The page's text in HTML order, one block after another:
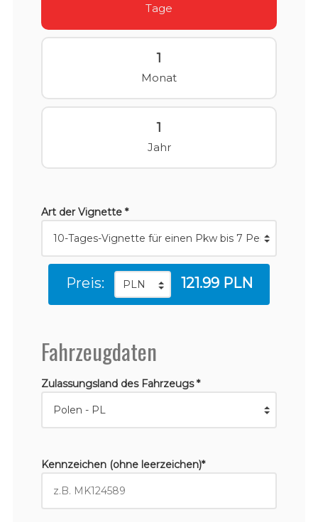
Tage
1
Monat
1
Jahr
Art der Vignette *
Preis: 121.99 PLN
Fahrzeugdaten
Zulassungsland des Fahrzeugs *
Kennzeichen (ohne leerzeichen)*